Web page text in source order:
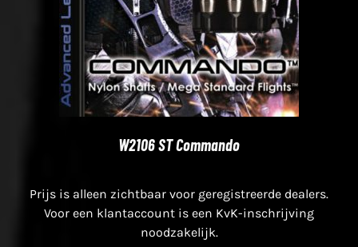
W2106 ST Commando
Prijs is alleen zichtbaar voor geregistreerde dealers.
Voor een klantaccount is een KvK-inschrijving
noodzakelijk.